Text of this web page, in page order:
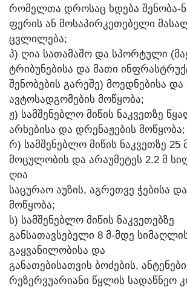
ᲠᲝᲛᲔᲚᲗᲐ ᲓᲠᲝᲡᲐᲪ ᲮᲓᲔᲑᲐ ᲨᲔᲜᲝᲑᲐ-
ᲤᲔᲠᲘᲡ ᲐᲜ ᲛᲝᲡᲐᲞᲘᲠᲙᲔᲗᲔᲑᲔᲚᲘ
ᲪᲕᲚᲘᲚᲔᲑᲐ;
Პ) ᲦᲘᲐ ᲡᲐᲗᲐᲛᲐᲨᲝ ᲓᲐ ᲡᲞᲝᲠᲢᲣᲚᲘ
ᲢᲠᲘᲑᲣᲜᲔᲑᲘᲡᲐ ᲓᲐ ᲛᲐᲗᲘ
ᲨᲔᲜᲝᲑᲔᲑᲘᲡ ᲒᲐᲠᲔᲨᲔ) ᲛᲝᲔᲓᲜᲔᲑᲘᲡᲐ ᲓᲐ
ᲐᲕᲢᲝᲡᲐᲓᲒᲝᲛᲔᲑᲘᲡ ᲛᲝᲬᲧᲝᲑᲐ;
Ჟ) ᲡᲐᲛᲨᲔᲜᲔᲑᲚᲝ ᲛᲘᲬᲘᲡ ᲜᲐᲙᲕᲔᲗᲖᲔ
ᲐᲠᲮᲔᲑᲘᲡᲐ ᲓᲐ ᲓᲠᲔᲜᲐᲟᲔᲑᲘᲡ ᲛᲝᲬᲧᲝᲑᲐ;
Რ) ᲡᲐᲛᲨᲔᲜᲔᲑᲚᲝ ᲛᲘᲬᲘᲡ ᲜᲐᲙᲕᲔᲗᲖᲔ 25
ᲛᲝᲪᲣᲚᲝᲑᲘᲡ ᲓᲐ ᲐᲠᲐᲣᲛᲔᲢᲔᲡ 2.2 Მ
ᲦᲘᲐ
ᲡᲐᲪᲣᲠᲐᲝ ᲐᲣᲖᲘᲡ, ᲐᲒᲠᲔᲗᲕᲔ ᲭᲔᲑᲘᲡᲐ
ᲛᲝᲬᲧᲝᲑᲐ;
Ს) ᲡᲐᲛᲨᲔᲜᲔᲑᲚᲝ ᲛᲘᲬᲘᲡ ᲜᲐᲙᲕᲔᲗᲔᲑᲖᲔ
ᲒᲐᲜᲡᲐᲗᲐᲕᲡᲔᲑᲔᲚᲘ 8 Მ-ᲛᲓᲔ
ᲒᲐᲧᲕᲐᲜᲘᲚᲝᲑᲘᲡᲐ ᲓᲐ
ᲒᲐᲜᲐᲗᲔᲑᲘᲡᲐᲗᲕᲘᲡ ᲑᲝᲫᲔᲑᲘᲡ,
ᲠᲔᲖᲔᲠᲕᲣᲐᲠᲘᲐᲜᲘ ᲬᲧᲚᲘᲡ ᲡᲐᲓᲐᲬᲜᲔᲝ